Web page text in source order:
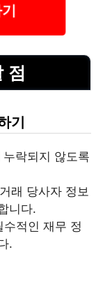
점
기
누락되지 않도록
래 당사자 정보
니다.
적인 재무 정
.